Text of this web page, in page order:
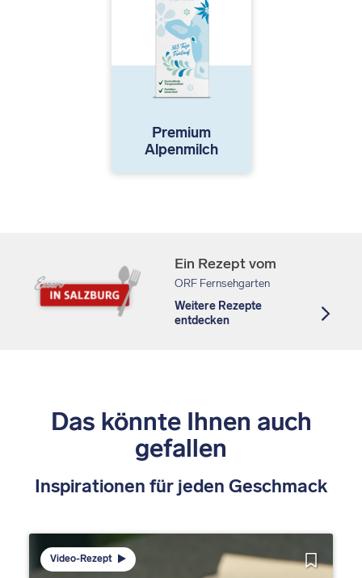
Premium
Alpenmilch
Ein Rezept vom
ORF Fernsehgarten
Weitere Rezepte
entdecken
Das könnte Ihnen auch
gefallen
Inspirationen für jeden Geschmack
Video-Rezept